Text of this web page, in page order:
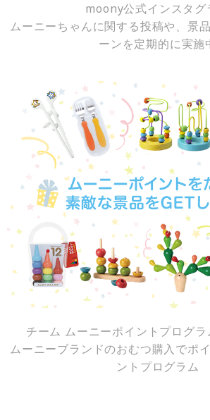
moony公式インスタグ
ムーニーちゃんに関する投稿や、景
ーンを定期的に実施
チーム ムーニーポイントプログ
ムーニーブランドのおむつ購入でポ
ントプログラム